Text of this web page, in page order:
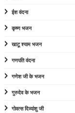
ईश वंदना
कृष्ण भजन
खाटू श्याम भजन
गणपति वंदना
गणेश जी के भजन
गुरुदेव के भजन
गोवत्स दिव्यांशु जी